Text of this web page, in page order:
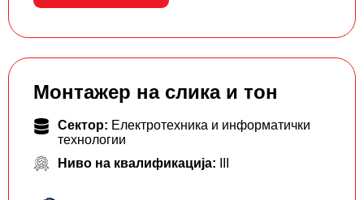
Монтажер на слика и тон
Сектор: Електротехника и информатички
технологии
Ниво на квалификација: